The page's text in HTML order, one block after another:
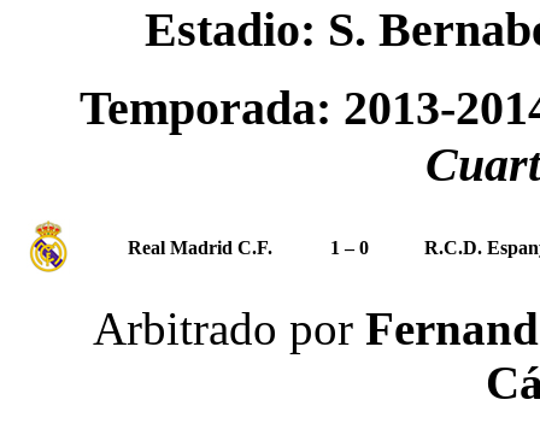
Estadio: S.
Temporada: 2013-
Real Madrid C.F. 1 – 0 R.C.D.
Arbitrado por